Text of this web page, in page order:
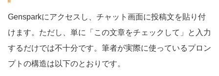
Gensparkにアクセスし、チャット画面に投稿文を貼り付
けます。ただし、単に「この文章をチェックして」と入力
するだけでは不十分です。筆者が実際に使っているプロン
プトの構造は以下のとおりです。